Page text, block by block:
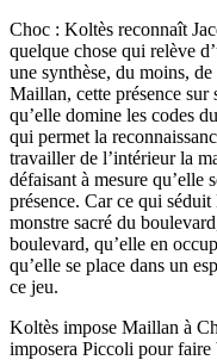
Choc : Koltès reconnaît
quelque chose qui relève
une synthèse, du moins,
Maillan, cette présence sur
qu’elle domine les codes
qui permet la
travailler de l’intérieur la
défaisant à mesure qu’elle
présence. Car ce qui séduit
monstre sacré du
boulevard, qu’elle en
qu’elle se place dans un
ce jeu.
Koltès impose Maillan à
imposera Piccoli pour